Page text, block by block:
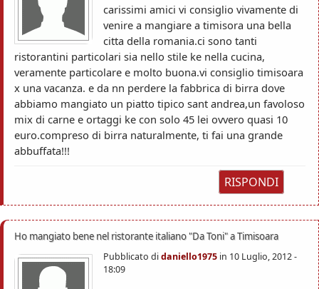
carissimi amici vi consiglio vivamente di
venire a mangiare a timisora una bella
citta della romania.ci sono tanti
ristorantini particolari sia nello stile ke nella cucina,
veramente particolare e molto buona.vi consiglio timisoara
x una vacanza. e da nn perdere la fabbrica di birra dove
abbiamo mangiato un piatto tipico sant andrea,un favoloso
mix di carne e ortaggi ke con solo 45 lei ovvero quasi 10
euro.compreso di birra naturalmente, ti fai una grande
abbuffata!!!
RISPONDI
Ho mangiato bene nel ristorante italiano "Da Toni" a Timisoara
Pubblicato didaniello1975 in 10 Luglio, 2012 -
18:09